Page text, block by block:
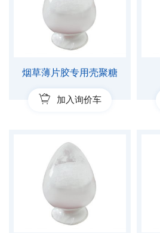
烟草薄片胶专用壳聚糖
加入询价车